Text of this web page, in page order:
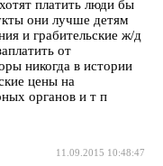
платить люди бы
они лучше детям
и грабительские ж/д
от
никогда в истории
цены на
органов и т п
11.09.2015 10:48:47